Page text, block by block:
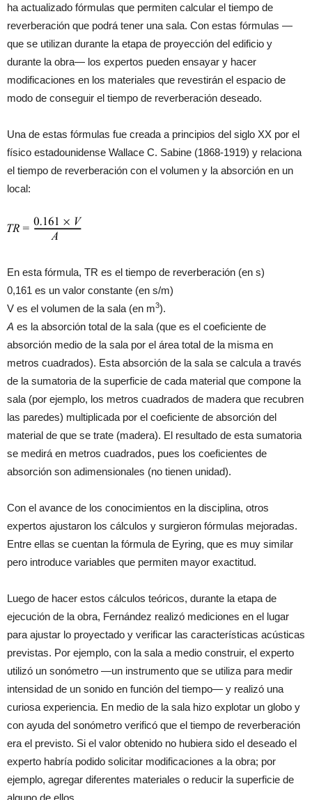
ha actualizado fórmulas que permiten calcular el tiempo de
reverberación que podrá tener una sala. Con estas fórmulas —
que se utilizan durante la etapa de proyección del edificio y
durante la obra— los expertos pueden ensayar y hacer
modificaciones en los materiales que revestirán el espacio de
modo de conseguir el tiempo de reverberación deseado.
Una de estas fórmulas fue creada a principios del siglo XX por el
físico estadounidense Wallace C. Sabine (1868-1919) y relaciona
el tiempo de reverberación con el volumen y la absorción en un
local:
En esta fórmula, TR es el tiempo de reverberación (en s)
0,161 es un valor constante (en s/m)
V es el volumen de la sala (en m3).
A es la absorción total de la sala (que es el coeficiente de
absorción medio de la sala por el área total de la misma en
metros cuadrados). Esta absorción de la sala se calcula a través
de la sumatoria de la superficie de cada material que compone la
sala (por ejemplo, los metros cuadrados de madera que recubren
las paredes) multiplicada por el coeficiente de absorción del
material de que se trate (madera). El resultado de esta sumatoria
se medirá en metros cuadrados, pues los coeficientes de
absorción son adimensionales (no tienen unidad).
Con el avance de los conocimientos en la disciplina, otros
expertos ajustaron los cálculos y surgieron fórmulas mejoradas.
Entre ellas se cuentan la fórmula de Eyring, que es muy similar
pero introduce variables que permiten mayor exactitud.
Luego de hacer estos cálculos teóricos, durante la etapa de
ejecución de la obra, Fernández realizó mediciones en el lugar
para ajustar lo proyectado y verificar las características acústicas
previstas. Por ejemplo, con la sala a medio construir, el experto
utilizó un sonómetro —un instrumento que se utiliza para medir
intensidad de un sonido en función del tiempo— y realizó una
curiosa experiencia. En medio de la sala hizo explotar un globo y
con ayuda del sonómetro verificó que el tiempo de reverberación
era el previsto. Si el valor obtenido no hubiera sido el deseado el
experto habría podido solicitar modificaciones a la obra; por
ejemplo, agregar diferentes materiales o reducir la superficie de
alguno de ellos.